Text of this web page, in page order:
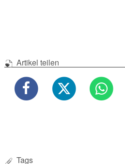
Artikel teilen
Tags